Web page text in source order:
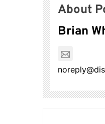
About
Brian